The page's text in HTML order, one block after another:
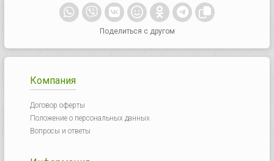
Поделиться с другом
Компания
Договор оферты
Положение о персональных данных
Вопросы и ответы